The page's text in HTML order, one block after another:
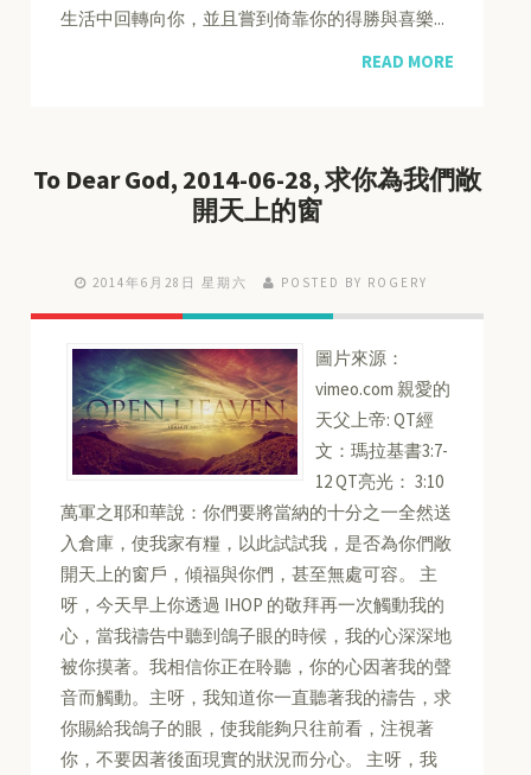
生活中回轉向你，並且嘗到倚靠你的得勝與喜樂...
READ MORE
To Dear God, 2014-06-28, 求你為我們敞
開天上的窗
2014年6月28日 星期六 POSTED BY ROGERY
圖片來源：
vimeo.com 親愛的
天父上帝: QT經
文：瑪拉基書3:7-
12 QT亮光： 3:10
萬軍之耶和華說：你們要將當納的十分之一全然送
入倉庫，使我家有糧，以此試試我，是否為你們敞
開天上的窗戶，傾福與你們，甚至無處可容。 主
呀，今天早上你透過 IHOP 的敬拜再一次觸動我的
心，當我禱告中聽到鴿子眼的時候，我的心深深地
被你摸著。我相信你正在聆聽，你的心因著我的聲
音而觸動。主呀，我知道你一直聽著我的禱告，求
你賜給我鴿子的眼，使我能夠只往前看，注視著
你，不要因著後面現實的狀況而分心。 主呀，我